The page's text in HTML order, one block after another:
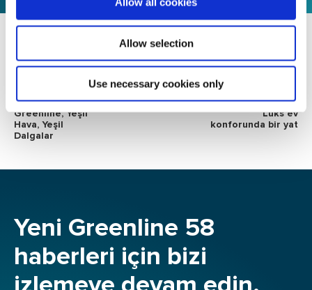
Allow selection
Use necessary cookies only
Greenline, Yeşil
Hava, Yeşil
Dalgalar
Lüks ev
konforunda bir yat
Yeni Greenline 58
haberleri için bizi